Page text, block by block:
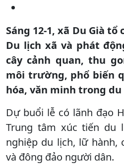
Sáng 12-1, xã Du Già
Du lịch xã và phát
cây cảnh quan, thu
môi trường, phổ biến
hóa, văn minh trong du
Dự buổi lễ có lãnh đạo
Trung tâm xúc tiến du
nghiệp du lịch, lữ hành,
và đông đảo người dân.